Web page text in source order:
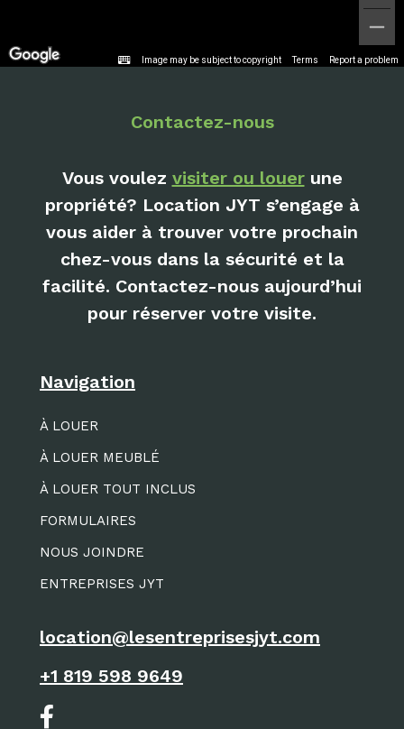
Image may be subject to copyright Terms Report a problem
Contactez-nous
Vous voulez visiter ou louerune
propriété? Location JYT s’engage à
vous aider à trouver votre prochain
chez-vous dans la sécurité et la
facilité. Contactez-nous aujourd’hui
pour réserver votre visite.
Navigation
À LOUER
À LOUER MEUBLÉ
À LOUER TOUT INCLUS
FORMULAIRES
NOUS JOINDRE
ENTREPRISES JYT
location@lesentreprisesjyt.com
+1 819 598 9649